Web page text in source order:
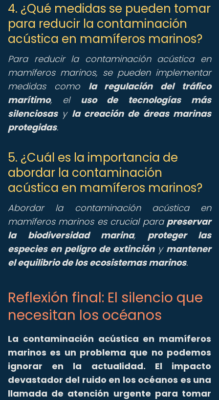
4. ¿Qué medidas se pueden tomar
para reducir la contaminación
acústica en mamíferos marinos?
Para reducir la contaminación acústica en
mamíferos marinos, se pueden implementar
medidas como la regulación del tráfico
marítimo, el uso de tecnologías más
silenciosasy la creación de áreas marinas
protegidas.
5. ¿Cuál es la importancia de
abordar la contaminación
acústica en mamíferos marinos?
Abordar la contaminación acústica en
mamíferos marinos es crucial para preservar
la biodiversidad marina, proteger las
especies en peligro de extincióny mantener
el equilibrio de los ecosistemas marinos.
Reflexión final: El silencio que
necesitan los océanos
La contaminación acústica en mamíferos
marinos es un problema que no podemos
ignorar en la actualidad. El impacto
devastador del ruido en los océanos es una
llamada de atención urgente para tomar